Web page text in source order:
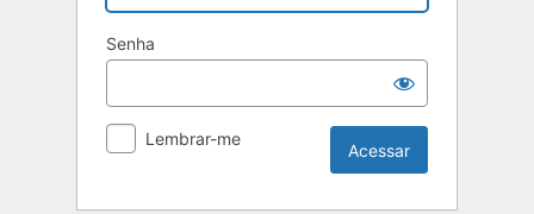
Senha
Lembrar-me